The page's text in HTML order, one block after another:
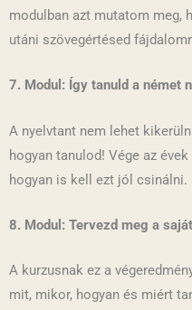
modulban azt mutatom meg,
utáni szövegértésed
7. Modul: Így tanuld a német
A nyelvtant nem lehet
hogyan tanulod! Vége az
hogyan is kell ezt jól csinálni.
8. Modul: Tervezd meg a
A kurzusnak ez a
mit, mikor, hogyan és miért